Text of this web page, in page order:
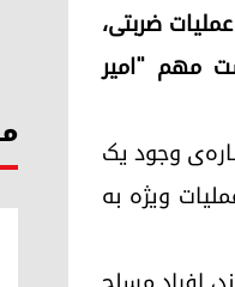
در یک عملیات ضربتی،
مهم "امیر
وجود یک
(۱۷ آذر)، یک نیروی عملیات ویژه به